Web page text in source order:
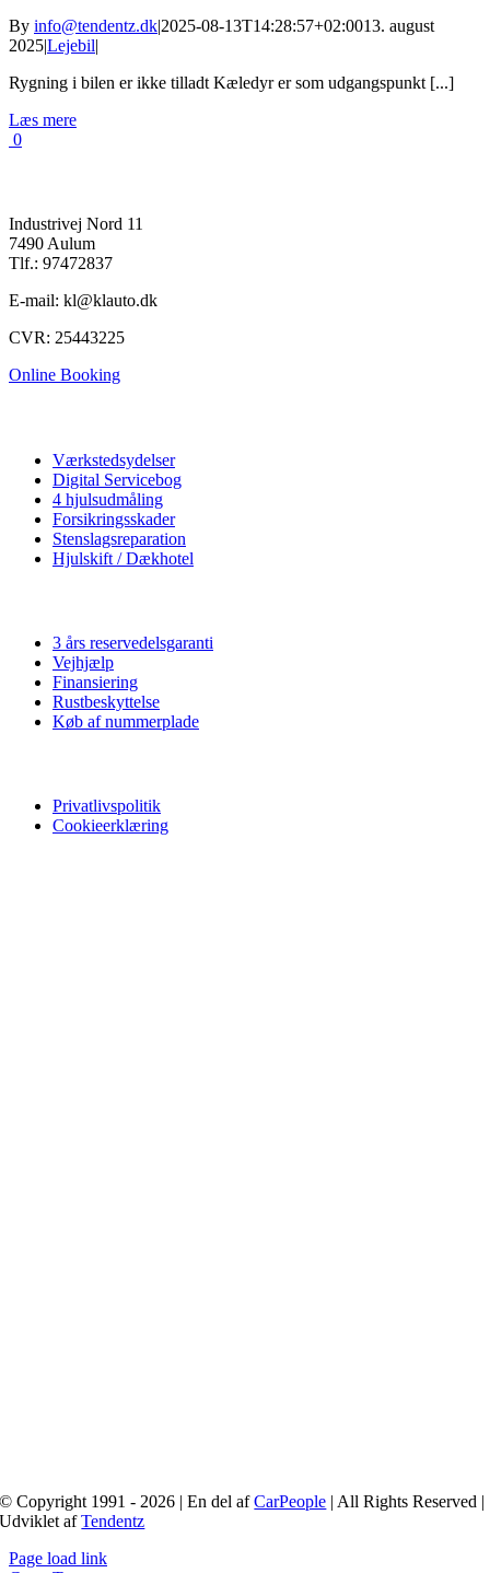
By info@tendentz.dk|2025-08-13T14:28:57+02:0013. august
2025|Lejebil|
Rygning i bilen er ikke tilladt Kæledyr er som udgangspunkt [...]
Læs mere
0
Industrivej Nord 11
7490 Aulum
Tlf.: 97472837
E-mail: kl@klauto.dk
CVR: 25443225
Online Booking
Værkstedsydelser
Digital Servicebog
4 hjulsudmåling
Forsikringsskader
Stenslagsreparation
Hjulskift / Dækhotel
3 års reservedelsgaranti
Vejhjælp
Finansiering
Rustbeskyttelse
Køb af nummerplade
Privatlivspolitik
Cookieerklæring
© Copyright 1991 - 2026 | En del afCarPeople | All Rights Reserved |
Udviklet afTendentz
Page load link